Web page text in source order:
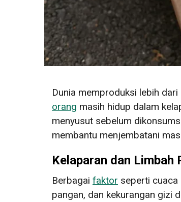
Dunia memproduksi lebih
orang masih hidup dalam
menyusut sebelum
membantu menjembatani
Kelaparan dan Limbah
Berbagai faktor seperti cuaca
pangan, dan kekurangan gizi